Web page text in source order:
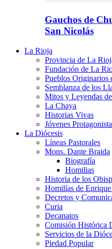
Gauchos de
San Nicolás
La Rioja
Provincia de La
Fundación de La
Pueblos Originarios
Semblanza de los
Mitos y Leyendas
La Chaya
Historias Vivas
Jóvenes
La Diócesis
Líneas Pastorales
Mons. Dante Braida
Biografía
Homilias
Historia de los
Homilías de
Decretos y
Curia
Decanatos
Comisión Histórica
Servicios de la
Piedad Popular